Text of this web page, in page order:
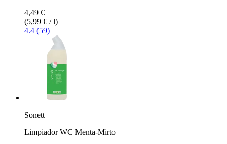
4,49 €
(5,99 € / l)
4.4 (59)
Sonett
Limpiador WC Menta-Mirto